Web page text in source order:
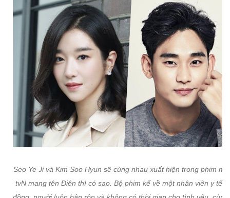
Seo Ye Ji và Kim Soo Hyun sẽ cùng nhau xuất hiện trong phim
tvN mang tên Điên thì có sao. Bộ phim kể về một nhân viên y tế